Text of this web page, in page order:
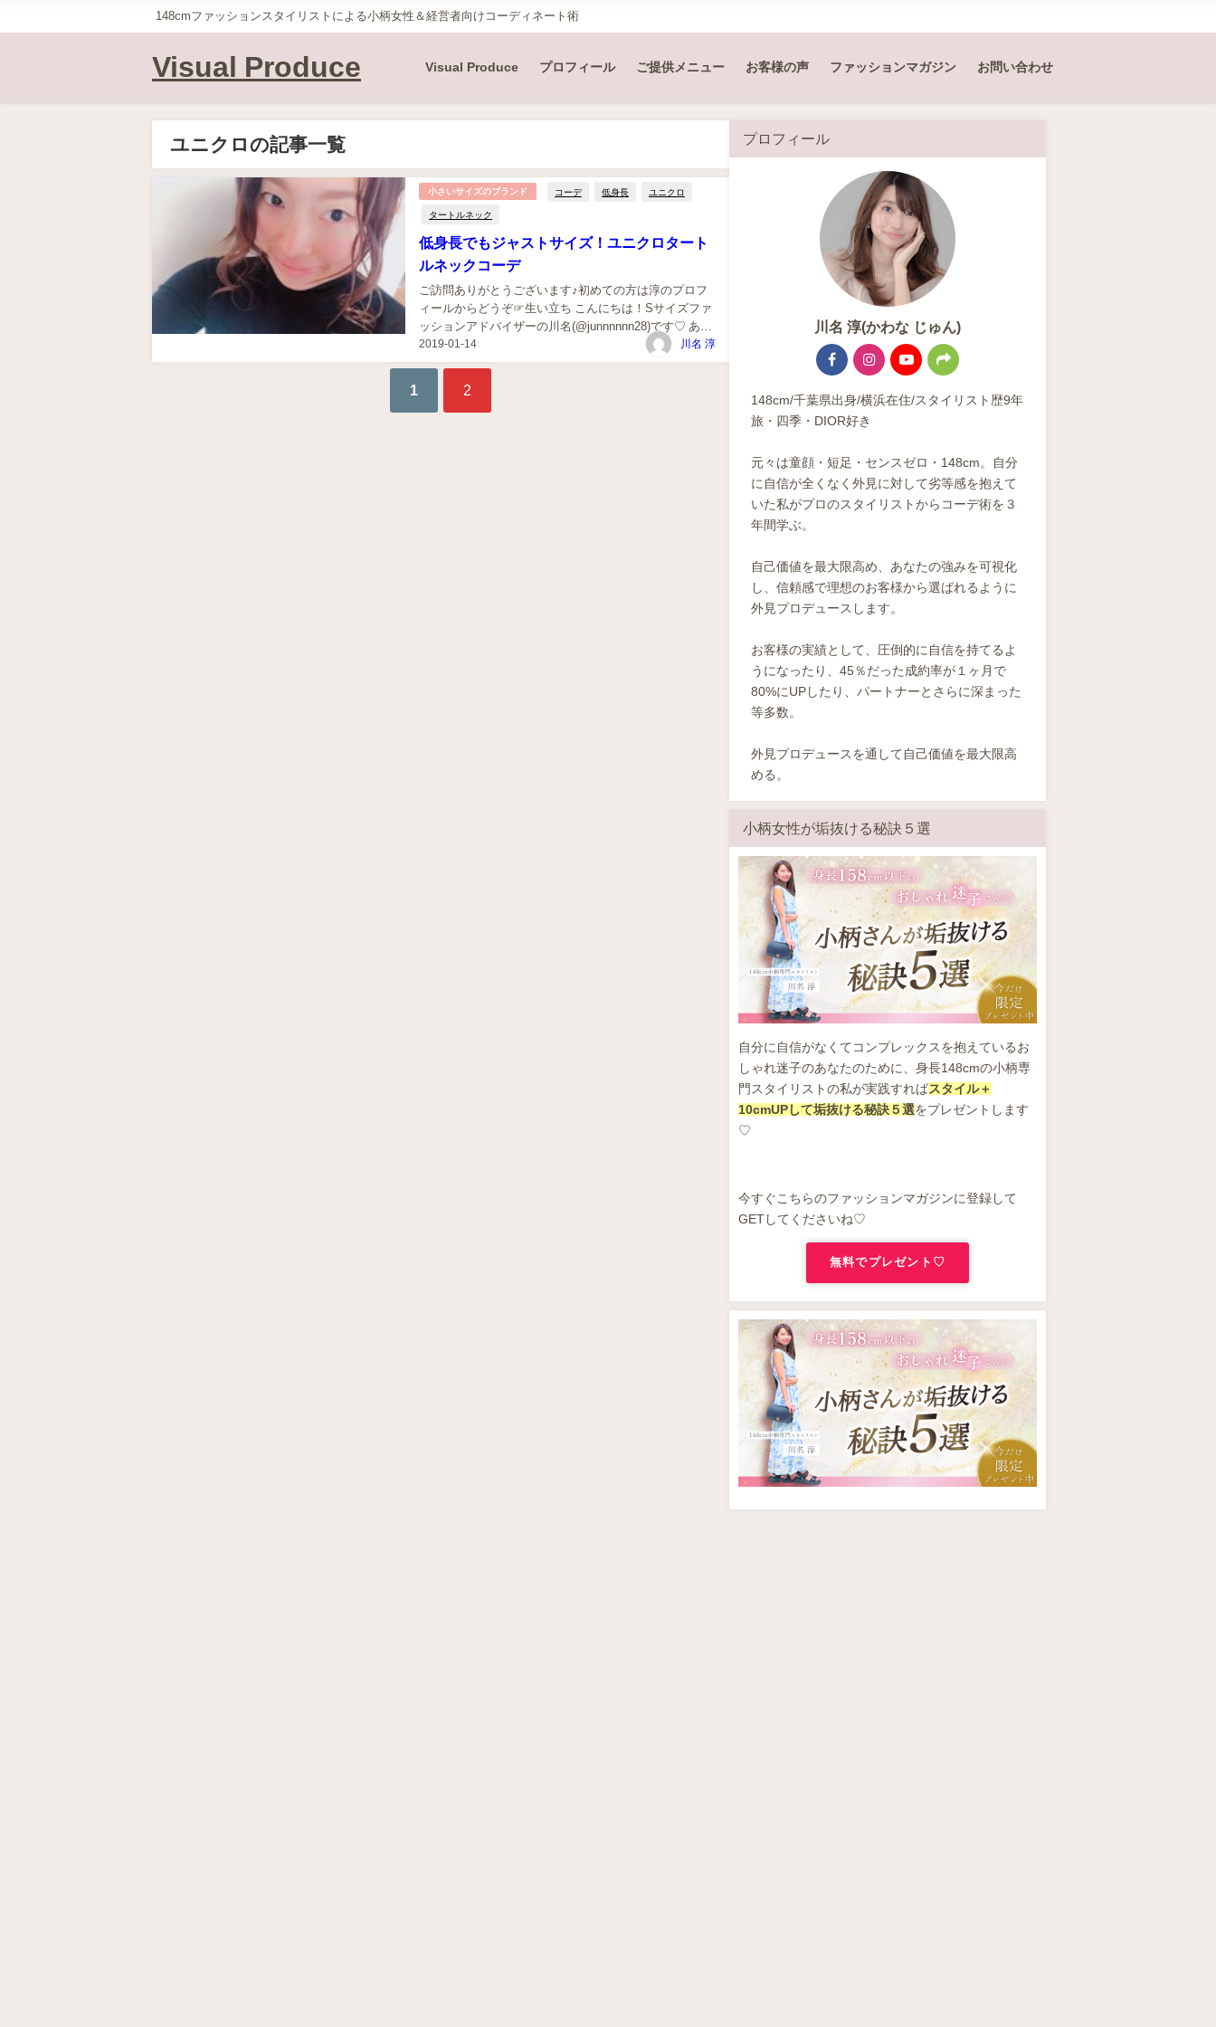
148cmファッションスタイリストによる小柄女性＆経営者向けコーディネート術
Visual Produce Visual Produce プロフィール ご提供メニュー お客様の声 ファッションマガジン お問い合わせ
ユニクロの記事一覧
小さいサイズのブランド コーデ 低身長 ユニクロ
タートルネック
低身長でもジャストサイズ！ユニクロタート
ルネックコーデ
2019-01-14
ご訪問ありがとうございます♪初めての方は淳のプロフ
ィールからどうぞ☞生い立ち こんにちは！Sサイズファ
ッションアドバイザーの川名(@junnnnnn28)です♡ あな
たはユニクロのタートルネックを手に取ったことはあり
ますか？今や大人気ブランドのユニクロなので、1度は
川名 淳
1 2
プロフィール
川名 淳(かわな じゅん)
148cm/千葉県出身/横浜在住/スタイリスト歴9年
旅・四季・DIOR好き
元々は童顔・短足・センスゼロ・148cm。自分
に自信が全くなく外見に対して劣等感を抱えて
いた私がプロのスタイリストからコーデ術を３
年間学ぶ。
自己価値を最大限高め、あなたの強みを可視化
し、信頼感で理想のお客様から選ばれるように
外見プロデュースします。
お客様の実績として、圧倒的に自信を持てるよ
うになったり、45％だった成約率が１ヶ月で
80%にUPしたり、パートナーとさらに深まった
等多数。
外見プロデュースを通して自己価値を最大限高
める。
小柄女性が垢抜ける秘訣５選
自分に自信がなくてコンプレックスを抱えているお
しゃれ迷子のあなたのために、身長148cmの小柄専
門スタイリストの私が実践すればスタイル＋
10cmUPして垢抜ける秘訣５選をプレゼントします
♡
今すぐこちらのファッションマガジンに登録して
GETしてくださいね♡
無料でプレゼント♡